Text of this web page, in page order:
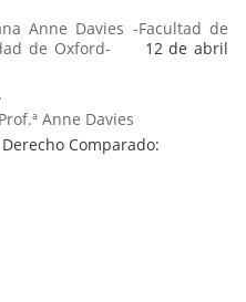
Anne Davies -Facultad de
de Oxford-
12 de abril
Anne Davies
Comparado: